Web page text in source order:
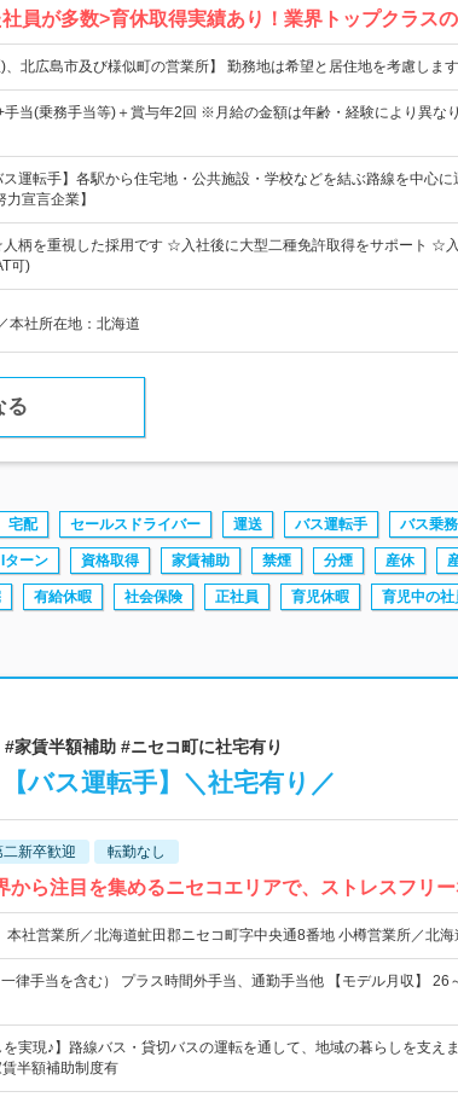
員が多数>育休取得実績あり！業界トップクラス
)、北広島市及び様似町の営業所】 勤務地は希望と居住地を考慮しま
当(乗務手当等)＋賞与年2回 ※月給の金額は年齢・経験により異な
ス運転手】各駅から住宅地・公共施設・学校などを結ぶ路線を中心に
宣言企業】
人柄を重視した採用です ☆入社後に大型二種免許取得をサポート ☆
可)
本社所在地：北海道
る
宅配 セールスドライバー 運送 バス運転手 バス乗
Iターン 資格取得 家賃補助 禁煙 分煙 産休
有給休暇 社会保険 正社員 育児休暇 育児中の社
家賃半額補助 #ニセコ町に社宅有り
バス運転手】＼社宅有り／
二新卒歓迎 転勤なし
から注目を集めるニセコエリアで、ストレスフリ
本社営業所／北海道虻田郡ニセコ町字中央通8番地 小樽営業所／北
律手当を含む） プラス時間外手当、通勤手当他 【モデル月収】 26
を実現♪】路線バス・貸切バスの運転を通して、地域の暮らしを支え
半額補助制度有